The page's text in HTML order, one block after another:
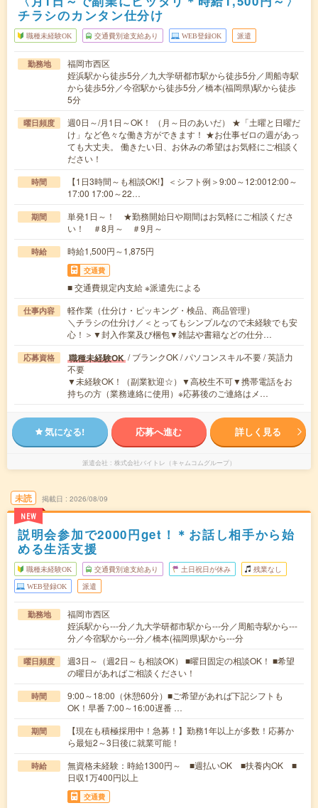
チラシのカンタン仕分け
職種未経験OK 交通費別途支給あり WEB登録OK 派遣
勤務地
福岡市西区
姪浜駅から徒歩5分／九大学研都市駅から徒歩5分／周船寺駅
から徒歩5分／今宿駅から徒歩5分／橋本(福岡県)駅から徒歩
5分
曜日頻度
週0日～/月1日～OK！ （月～日のあいだ） ★「土曜と日曜だ
け」など色々な働き方ができます！ ★お仕事ゼロの週があっ
ても大丈夫。 働きたい日、お休みの希望はお気軽にご相談く
ださい！
時間
【1日3時間～も相談OK!】＜シフト例＞9:00～12:0012:00～
17:00 17:00～22…
期間
単発1日～！ ★勤務開始日や期間はお気軽にご相談くださ
い！ ＃8月～ ＃9月～
時給 時給1,500円～1,875円
交通費
■ 交通費規定内支給 ※派遣先による
仕事内容
軽作業（仕分け・ピッキング・検品、商品管理）
＼チラシの仕分け／＜とってもシンプルなので未経験でも安
心！＞▼封入作業及び梱包▼雑誌や書籍などの仕分…
応募資格 職種未経験OK / ブランクOK / パソコンスキル不要 / 英語力
不要
▼未経験OK！（副業歓迎☆）▼高校生不可▼携帯電話をお
持ちの方（業務連絡に使用）※応募後のご連絡はメ…
気になる! 応募へ進む 詳しく見る
派遣会社 株式会社バイトレ（キャムコムグループ）
未読
NEW
掲載日 2026/08/09
説明会参加で2000円get！＊お話し相手から始
める生活支援
職種未経験OK 交通費別途支給あり 土日祝日が休み 残業なし
WEB登録OK 派遣
勤務地
福岡市西区
姪浜駅から---分／九大学研都市駅から---分／周船寺駅から---
分／今宿駅から---分／橋本(福岡県)駅から---分
曜日頻度
週3日～（週2日～も相談OK） ■曜日固定の相談OK！ ■希望
の曜日があればご相談ください！
時間
9:00～18:00（休憩60分）■ご希望があれば下記シフトも
OK！早番 7:00～16:00遅番 …
期間
【現在も積極採用中！急募！】勤務1年以上が多数！応募か
ら最短2～3日後に就業可能！
時給
無資格未経験：時給1300円～ ■週払いOK ■扶養内OK ■
日収1万400円以上
交通費